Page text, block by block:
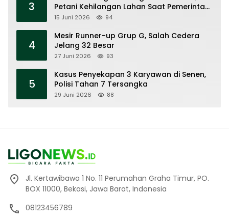
3
Petani Kehilangan Lahan Saat Pemerintah
Fokus Panggung Seremonial
15 Juni 2026 94
4
Mesir Runner-up Grup G, Salah Cedera
Jelang 32 Besar
27 Juni 2026 93
5
Kasus Penyekapan 3 Karyawan di Senen,
Polisi Tahan 7 Tersangka
29 Juni 2026 88
Jl. Kertawibawa 1 No. 11 Perumahan Graha Timur, PO.
BOX 11000, Bekasi, Jawa Barat, Indonesia
08123456789